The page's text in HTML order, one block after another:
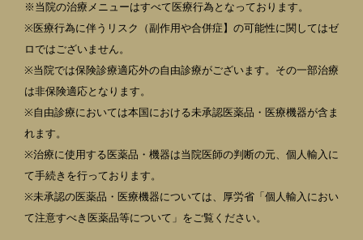
※当院の治療メニューはすべて医療行為となっております。
※医療行為に伴うリスク（副作用や合併症】の可能性に関してはゼ
ロではございません。
※当院では保険診療適応外の自由診療がございます。その一部治療
は非保険適応となります。
※自由診療においては本国における未承認医薬品・医療機器が含ま
れます。
※治療に使用する医薬品・機器は当院医師の判断の元、個人輸入に
て手続きを行っております。
※未承認の医薬品・医療機器については、厚労省「個人輸入におい
て注意すべき医薬品等について」をご覧ください。